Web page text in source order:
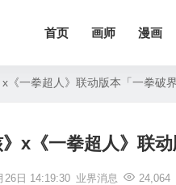
首页 画师 漫画
《一拳超人》联动版本「一拳破
x《一拳超人》联
26日 14:19:30 业界消息 24,064